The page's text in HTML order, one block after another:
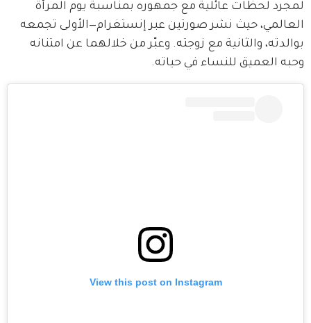
لمجرد لحظات عائلية مع جمهوره بمناسبة يوم المرأة
العالمي، حيث نشر صورتين عبر إنستغرام—الأولى تجمعه
بوالدته، والثانية مع زوجته. وعبّر من خلالهما عن امتنانه
وحبه العميق للنساء في حياته.
View this post on Instagram